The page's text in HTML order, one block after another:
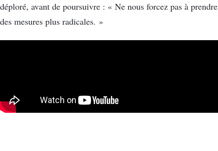
déploré, avant de poursuivre : « Ne nous forcez pas à prendre
des mesures plus radicales. »